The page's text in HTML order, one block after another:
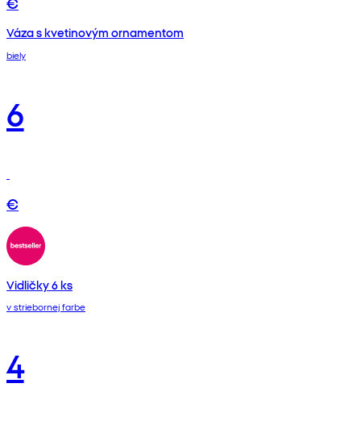
Váza s kvetinovým ornamentom
biely
6
€
Vidličky 6 ks
v striebornej farbe
4